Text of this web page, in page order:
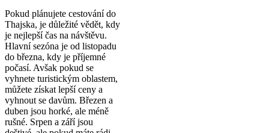
Pokud plánujete cestování do
Thajska, je důležité vědět, kdy
je nejlepší čas na návštěvu.
Hlavní sezóna je od listopadu
do března, kdy je příjemné
počasí. Avšak pokud se
vyhnete turistickým oblastem,
můžete získat lepší ceny a
vyhnout se davům. Březen a
duben jsou horké, ale méně
rušné. Srpen a září jsou